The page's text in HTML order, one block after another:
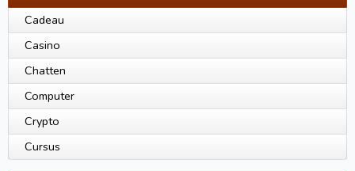
Cadeau
Casino
Chatten
Computer
Crypto
Cursus